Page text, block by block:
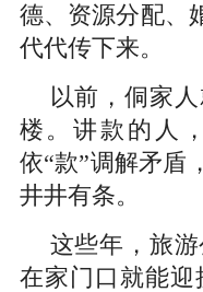
德、资源分配、
代代传下来。
以前，侗家
楼。讲款的人
依“款”调解矛盾
井井有条。
这些年，旅
在家门口就能